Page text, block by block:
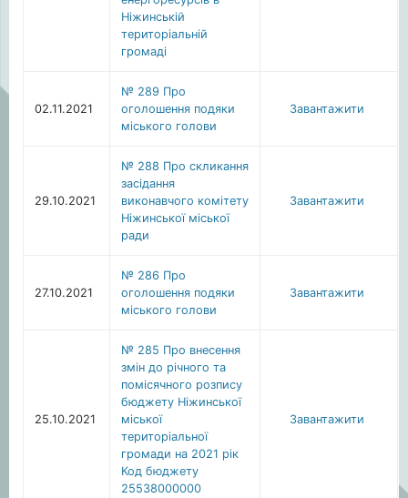
Ніжинській
територіальній
громаді
02.11.2021
№ 289 Про
оголошення подяки
міського голови
Завантажити
29.10.2021
№ 288 Про скликання
засідання
виконавчого комітету
Ніжинської міської
ради
Завантажити
27.10.2021
№ 286 Про
оголошення подяки
міського голови
Завантажити
25.10.2021
№ 285 Про внесення
змін до річного та
помісячного розпису
бюджету Ніжинської
міської
територіальної
громади на 2021 рік
Код бюджету
25538000000
Завантажити